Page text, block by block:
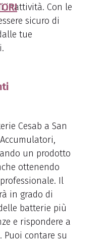
inattività. Con le
sicuro di
tue
Cesab a San
un prodotto
ottenendo
Il
in grado di
batterie più
e rispondere a
contare su